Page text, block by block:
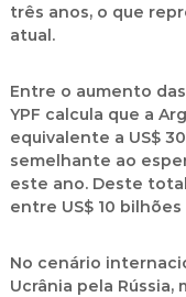
três anos, o que
atual.
Entre o aumento
YPF calcula que a
equivalente a US$
semelhante ao
este ano. Deste
entre US$ 10 bilhões
No cenário
Ucrânia pela